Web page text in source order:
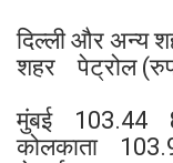
दिल्ली और अन्य
शहर पेट्रोल
मुंबई 103.44
कोलकाता